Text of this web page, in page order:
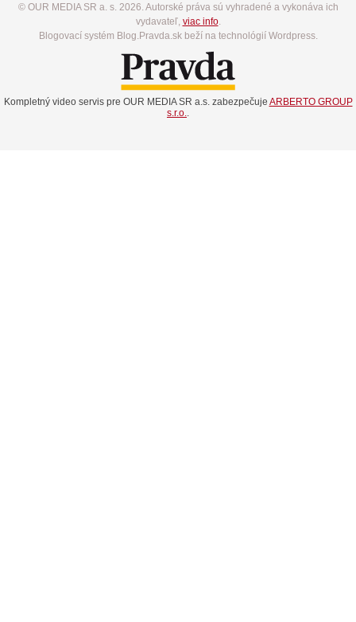
© OUR MEDIA SR a. s. 2026. Autorské práva sú vyhradené a vykonáva ich
vydavateľ, viac info.
Blogovací systém Blog.Pravda.sk beží na technológií Wordpress.
Kompletný video servis pre OUR MEDIA SR a.s. zabezpečuje ARBERTO GROUP
s.r.o..